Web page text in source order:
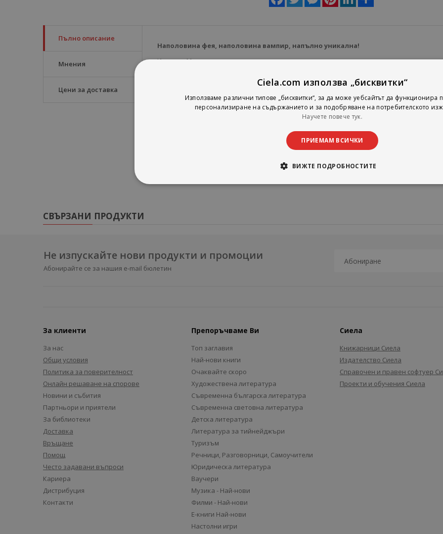
Пълно описание
Мнения
Цени за доставка
Наполовина фея, наполовина вампир, напълно уникална!
Изадора Муун е специална, понеже е различна.
не може да трае вечно.
Ще успее ли да спаси новите си приятели, преди да се разтопят?
Изадора МууннаХариет Мънкастър.
СВЪРЗАНИ ПРОДУКТИ
Не изпускайте нови продукти и промоции
Абонирайте се за нашия e-mail бюлетин
За клиенти
За нас
Общи условия
Политика за поверителност
Онлайн решаване на спорове
Новини и събития
Партньори и приятели
За библиотеки
Доставка
Връщане
Помощ
Често задавани въпроси
Кариера
Дистрибуция
Контакти
Препоръчваме Ви
Топ заглавия
Най-нови книги
Очаквайте скоро
Художествена литература
Съвременна българска литература
Съвременна световна литература
Детска литература
Литература за тийнейджъри
Туризъм
Речници, Разговорници, Самоучители
Юридическа литература
Ваучери
Музика - Най-нови
Филми - Най-нови
Е-книги Най-нови
Настолни игри
Сиела
Книжарници Сиела
Издателство Сиела
Справочен и правен софтуер
Проекти и обучения Сиела
Ciela.com използва „бисквитки“
Използваме различни типове „бисквитки“, за да може уебсайтът да функционира
персонализиране на съдържанието и за подобряване на потребителското
Научете повече тук.
ПРИЕМАМ ВСИЧКИ
ВИЖТЕ ПОДРОБНОСТИТЕ